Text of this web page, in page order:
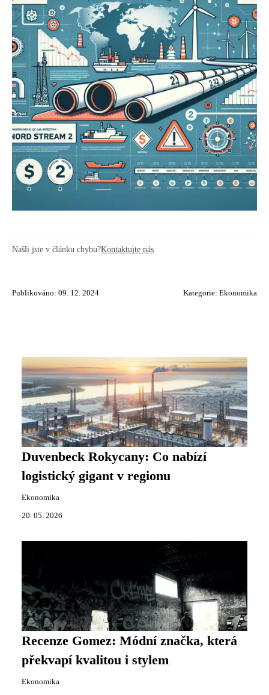
Našli jste v článku chybu?Kontaktujte nás
Publikováno: 09. 12. 2024 Kategorie: Ekonomika
Duvenbeck Rokycany: Co nabízí
logistický gigant v regionu
Ekonomika
20. 05. 2026
Recenze Gomez: Módní značka, která
překvapí kvalitou i stylem
Ekonomika